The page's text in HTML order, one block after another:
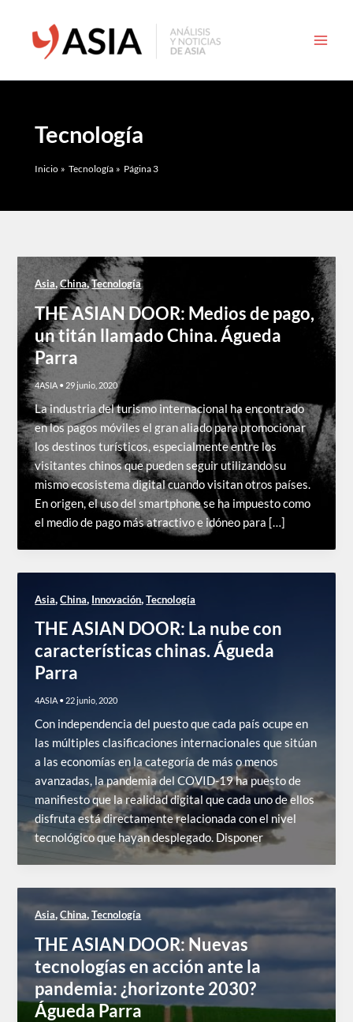
contenido
Tecnología
Inicio Tecnología Página 3
Asia,China,Tecnología
THE ASIAN DOOR: Medios de pago,
un titán llamado China. Águeda
Parra
4ASIA • 29 junio, 2020
La industria del turismo internacional ha encontrado
en los pagos móviles el gran aliado para promocionar
los destinos turísticos, especialmente entre los
visitantes chinos que pueden seguir utilizando su
mismo ecosistema digital cuando visitan otros países.
En origen, el uso del smartphone se ha impuesto como
el medio de pago más atractivo e idóneo para […]
Asia,China, Innovación,Tecnología
THE ASIAN DOOR: La nube con
características chinas. Águeda
Parra
4ASIA • 22 junio, 2020
Con independencia del puesto que cada país ocupe en
las múltiples clasificaciones internacionales que sitúan
a las economías en la categoría de más o menos
avanzadas, la pandemia del COVID-19 ha puesto de
manifiesto que la realidad digital que cada uno de ellos
disfruta está directamente relacionada con el nivel
tecnológico que hayan desplegado. Disponer
Asia,China,Tecnología
THE ASIAN DOOR: Nuevas
tecnologías en acción ante la
pandemia: ¿horizonte 2030?
Águeda Parra